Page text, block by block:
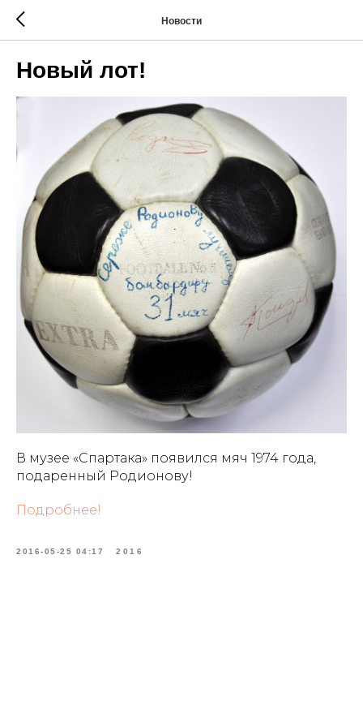
Новости
Новый лот!
В музее «Спартака» появился мяч 1974 года,
подаренный Родионову!
Подробнее!
2016-05-25 04:17 2016